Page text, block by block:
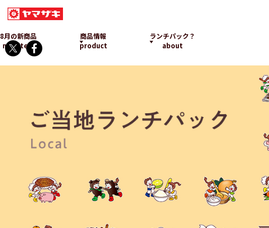
8月の新商品
new item
商品情報
product
発売中の商品
ランチパック？
about